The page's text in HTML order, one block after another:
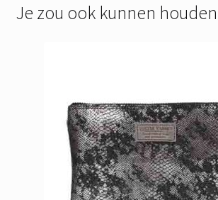
Je zou ook kunnen